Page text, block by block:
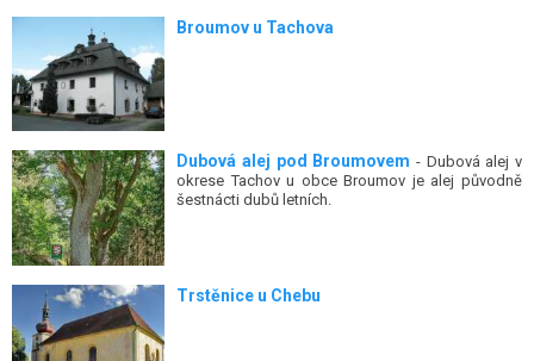
Broumov u Tachova
Dubová alej pod Broumovem - Dubová alej v
okrese Tachov u obce Broumov je alej původně
šestnácti dubů letních.
Trstěnice u Chebu